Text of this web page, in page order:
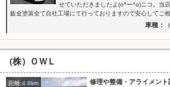
せていただきましたよ(o^ー^o)ニコ。当
鈑金塗装全て自社工場にて行っておりますので安心してご相
車種：
（株）ＯＷＬ
距離:4.8km
修理や整備・アライメン